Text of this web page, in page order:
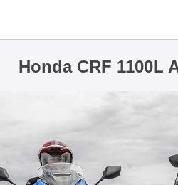
Honda CRF 1100L